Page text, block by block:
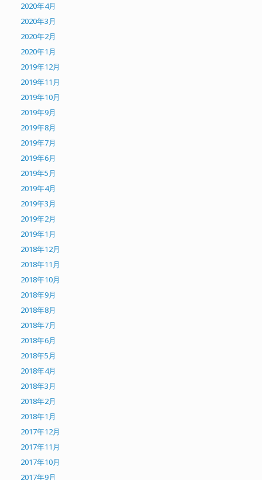
2020年4月
2020年3月
2020年2月
2020年1月
2019年12月
2019年11月
2019年10月
2019年9月
2019年8月
2019年7月
2019年6月
2019年5月
2019年4月
2019年3月
2019年2月
2019年1月
2018年12月
2018年11月
2018年10月
2018年9月
2018年8月
2018年7月
2018年6月
2018年5月
2018年4月
2018年3月
2018年2月
2018年1月
2017年12月
2017年11月
2017年10月
2017年9月